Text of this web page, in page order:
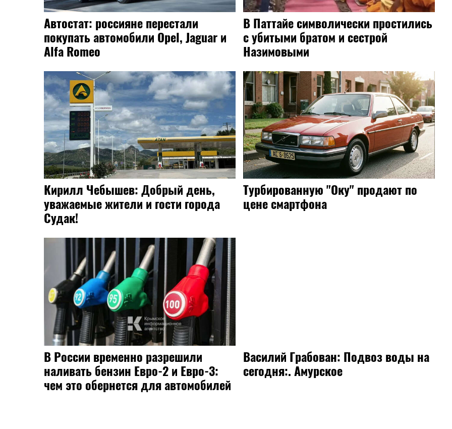
Автостат: россияне перестали
покупать автомобили Opel, Jaguar и
Alfa Romeo
В Паттайе символически простились
с убитыми братом и сестрой
Назимовыми
Кирилл Чебышев: Добрый день,
уважаемые жители и гости города
Судак!
Турбированную "Оку" продают по
цене смартфона
В России временно разрешили
наливать бензин Евро-2 и Евро-3:
чем это обернется для автомобилей
Василий Грабован: Подвоз воды на
сегодня:. Амурское